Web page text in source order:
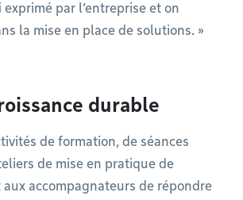
exprimé par l’entreprise et on
la mise en place de solutions. »
durable
de formation, de séances
de mise en pratique de
accompagnateurs de répondre